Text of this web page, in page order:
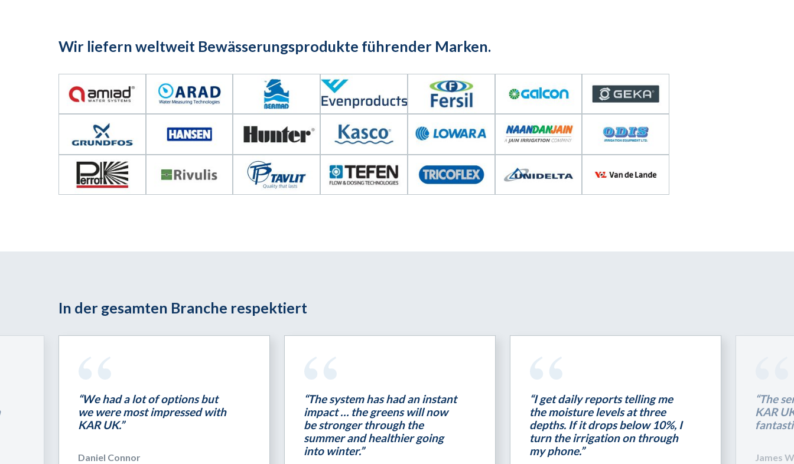
Wir liefern weltweit Bewässerungsprodukte führender Marken.
In der gesamten Branche respektiert
“We had a lot of options but
we were most impressed with
KAR UK.”
Daniel Connor
“The system has had an instant
impact … the greens will now
be stronger through the
summer and healthier going
into winter.”
“I get daily reports telling me
the moisture levels at three
depths. If it drops below 10%, I
turn the irrigation on through
my phone.”
“The
KAR
James